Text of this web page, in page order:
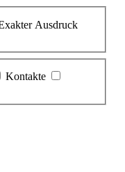
Ausdruck
Kontakte